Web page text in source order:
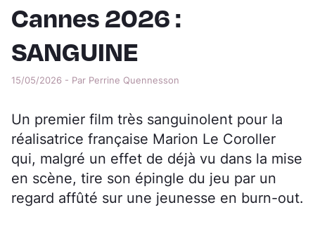
Cannes 2026 :
SANGUINE
15/05/2026 - Par Perrine Quennesson
Un premier film très sanguinolent pour la
réalisatrice française Marion Le Coroller
qui, malgré un effet de déjà vu dans la mise
en scène, tire son épingle du jeu par un
regard affûté sur une jeunesse en burn-out.